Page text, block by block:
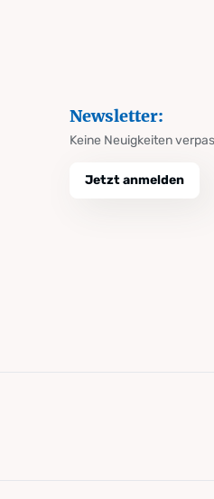
Newsletter:
Keine Neuigkeiten
Jetzt anmelden